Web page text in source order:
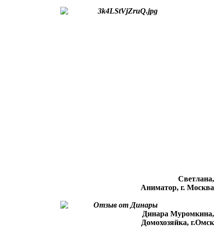
Светлана,
Аниматор, г. Москва
Динара Муромкина,
Домохозяйка, г.Омск